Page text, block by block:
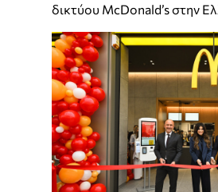
δικτύου McDonald’s στην